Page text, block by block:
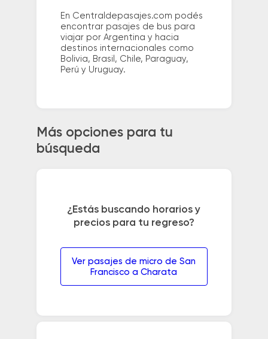
En Centraldepasajes.com podés
encontrar pasajes de bus para
viajar por Argentina y hacia
destinos internacionales como
Bolivia, Brasil, Chile, Paraguay,
Perú y Uruguay.
Más opciones para tu
búsqueda
¿Estás buscando horarios y
precios para tu regreso?
Ver pasajes de micro de San
Francisco a Charata